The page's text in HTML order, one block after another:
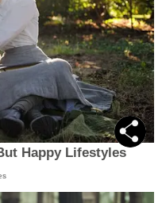
Happy Lifestyles